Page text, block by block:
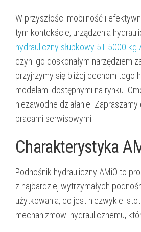
W przyszłości mobilność i
tym kontekście, urządzenia
hydrauliczny słupkowy 5T 5000 kg
czyni go doskonałym narzędziem
przyjrzymy się bliżej cechom tego
modelami dostępnymi na rynku.
niezawodne działanie.
pracami serwisowymi.
Charakterystyka
Podnośnik hydrauliczny AMiO to
z najbardziej wytrzymałych
użytkowania, co jest niezwykle
mechanizmowi hydraulicznemu,